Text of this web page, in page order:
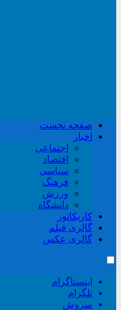
صفحه نخست
اخبار
اجتماعی
اقتصاد
سیاسی
فرهنگ
ورزش
دانشگاه
کاریکاتور
گالری فیلم
گالری عکس
اینستاگرام
تلگرام
سروش